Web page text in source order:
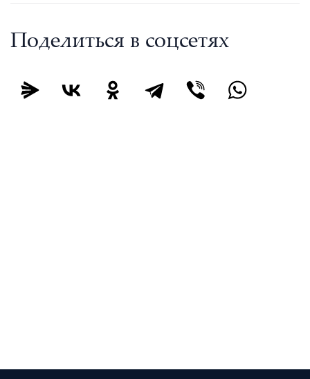
Поделиться в соцсетях